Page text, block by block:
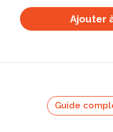
Ajouter
Guide